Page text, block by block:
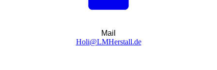
Mail
Holi@LMHerstall.de